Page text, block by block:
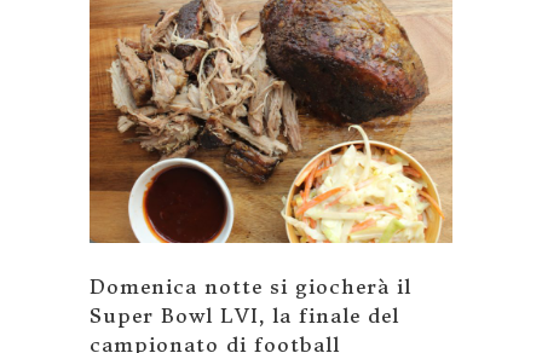
Domenica notte si giocherà il
Super Bowl LVI, la finale del
campionato di football